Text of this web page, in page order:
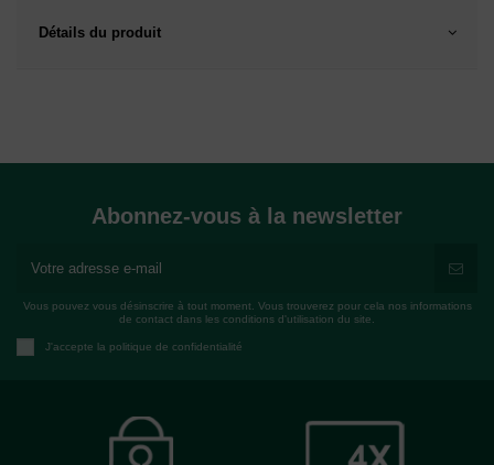
Détails du produit
Abonnez-vous à la newsletter
Vous pouvez vous désinscrire à tout moment. Vous trouverez pour cela nos informations
de contact dans les conditions d'utilisation du site.
J'accepte la politique de confidentialité